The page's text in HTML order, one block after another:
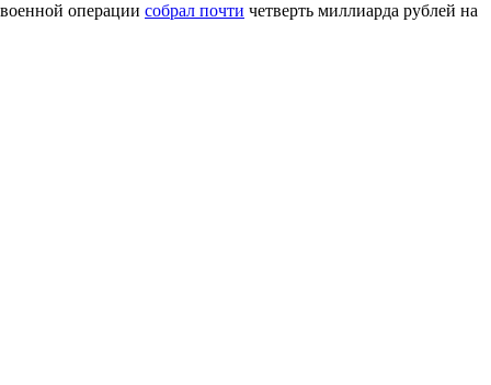
операции собрал почти четверть миллиарда рублей на